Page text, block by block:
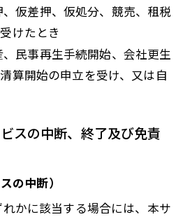
仮差押、仮処分、競売、租税
けたとき
民事再生手続開始、会社更生
算開始の申立を受け、又は自
スの中断、終了及び免責
の中断）
かに該当する場合には、本サ